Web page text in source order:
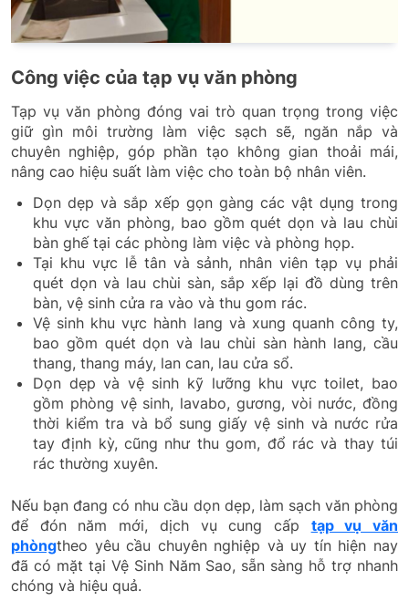
Công việc của tạp vụ văn phòng
Tạp vụ văn phòng đóng vai trò quan trọng trong việc
giữ gìn môi trường làm việc sạch sẽ, ngăn nắp và
chuyên nghiệp, góp phần tạo không gian thoải mái,
nâng cao hiệu suất làm việc cho toàn bộ nhân viên.
Dọn dẹp và sắp xếp gọn gàng các vật dụng trong
khu vực văn phòng, bao gồm quét dọn và lau chùi
bàn ghế tại các phòng làm việc và phòng họp.
Tại khu vực lễ tân và sảnh, nhân viên tạp vụ phải
quét dọn và lau chùi sàn, sắp xếp lại đồ dùng trên
bàn, vệ sinh cửa ra vào và thu gom rác.
Vệ sinh khu vực hành lang và xung quanh công ty,
bao gồm quét dọn và lau chùi sàn hành lang, cầu
thang, thang máy, lan can, lau cửa sổ.
Dọn dẹp và vệ sinh kỹ lưỡng khu vực toilet, bao
gồm phòng vệ sinh, lavabo, gương, vòi nước, đồng
thời kiểm tra và bổ sung giấy vệ sinh và nước rửa
tay định kỳ, cũng như thu gom, đổ rác và thay túi
rác thường xuyên.
Nếu bạn đang có nhu cầu dọn dẹp, làm sạch văn phòng
để đón năm mới, dịch vụ cung cấp tạp vụ văn
phòngtheo yêu cầu chuyên nghiệp và uy tín hiện nay
đã có mặt tại Vệ Sinh Năm Sao, sẵn sàng hỗ trợ nhanh
chóng và hiệu quả.